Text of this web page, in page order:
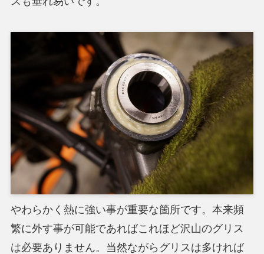
やわらかく熱に強い事が重要な箇所です。本来頻
繁に外す事が可能であればこれほど沢山のグリス
は必要ありません。当然ながらグリスは多ければ